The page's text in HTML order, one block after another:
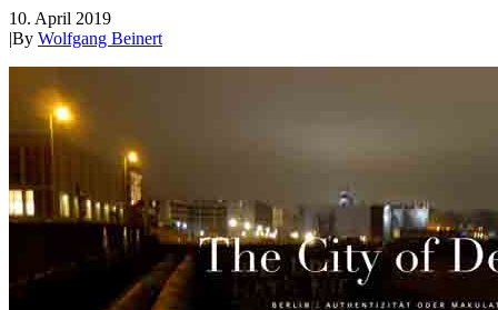
10. April 2019
|By Wolfgang Beinert